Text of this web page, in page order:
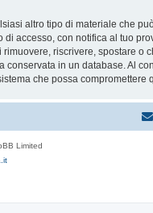
altro tipo di materiale che
accesso, con notifica al tuo
riscrivere, spostare
in un database. Al
che possa compromettere
Limited